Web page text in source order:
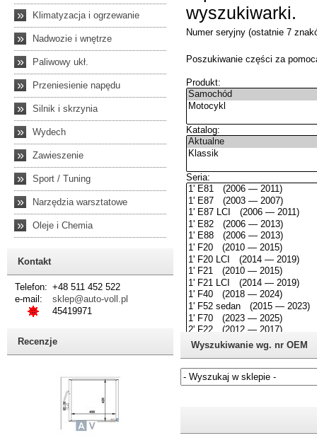
» Klimatyzacja i ogrzewanie
» Nadwozie i wnętrze
» Paliwowy ukł.
» Przeniesienie napędu
» Silnik i skrzynia
» Wydech
» Zawieszenie
» Sport / Tuning
» Narzędzia warsztatowe
» Oleje i Chemia
Kontakt
Telefon: +48 511 452 522
e-mail:
sklep@auto-voll.pl
45419971
Recenzje Wyszukiwanie wg. nr OEM